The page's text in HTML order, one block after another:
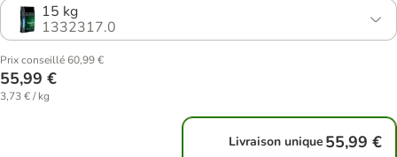
15 kg
1332317.0
Prix conseillé 60,99 €
55,99 €
3,73 € / kg
Livraison unique 55,99 €